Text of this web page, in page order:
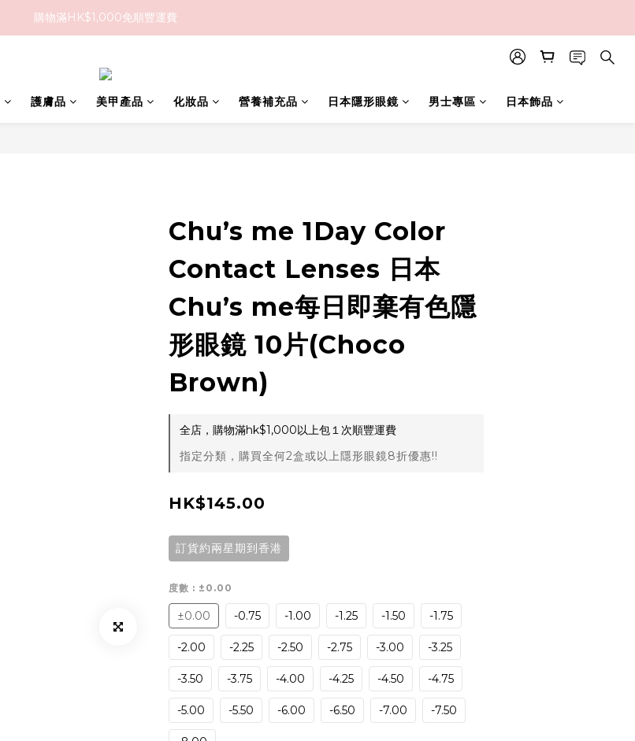
購物滿HK$1,000免順豐運費
購物滿HK$1,000免順豐運費
護膚品 美甲產品 化妝品 營養補充品 日本隱形眼鏡 男士專區 日本飾品
Chu’s me 1Day Color
Contact Lenses 日本
Chu’s me每日即棄有色隱
形眼鏡 10片(Choco
Brown)
全店，購物滿hk$1,000以上包１次順豐運費
指定分類，購買全何2盒或以上隱形眼鏡8折優惠!!
HK$145.00
訂貨約兩星期到香港
度數 : ±0.00
±0.00 -0.75 -1.00 -1.25 -1.50 -1.75
-2.00 -2.25 -2.50 -2.75 -3.00 -3.25
-3.50 -3.75 -4.00 -4.25 -4.50 -4.75
-5.00 -5.50 -6.00 -6.50 -7.00 -7.50